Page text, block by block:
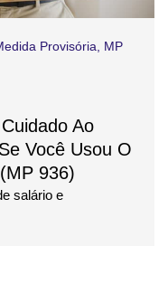
Provisória, MP
Ao
Você Usou O
936)
salário e